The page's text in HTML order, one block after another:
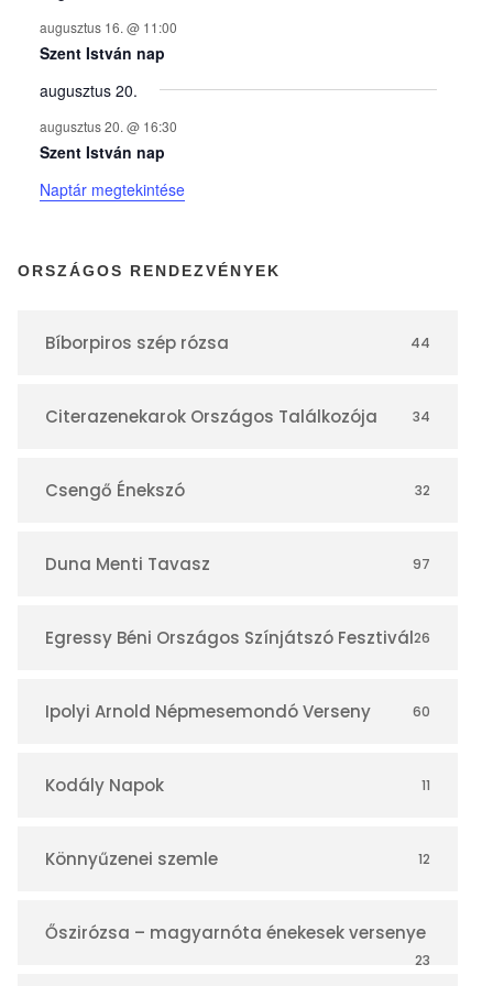
y
e
k
n
a
á
r
augusztus 16. @ 11:00
Szent István nap
augusztus 20.
augusztus 20. @ 16:30
Szent István nap
Naptár megtekintése
ORSZÁGOS RENDEZVÉNYEK
Bíborpiros szép rózsa 44
Citerazenekarok Országos Találkozója 34
Csengő Énekszó 32
Duna Menti Tavasz 97
Egressy Béni Országos Színjátszó Fesztivál26
Ipolyi Arnold Népmesemondó Verseny 60
Kodály Napok 11
Könnyűzenei szemle 12
Őszirózsa – magyarnóta énekesek versenye
23